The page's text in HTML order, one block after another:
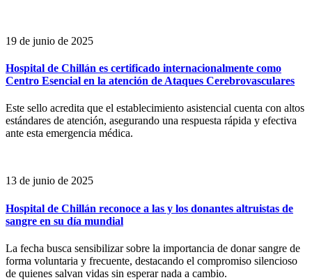
19 de junio de 2025
Hospital de Chillán es certificado internacionalmente como
Centro Esencial en la atención de Ataques Cerebrovasculares
Este sello acredita que el establecimiento asistencial cuenta con altos
estándares de atención, asegurando una respuesta rápida y efectiva
ante esta emergencia médica.
13 de junio de 2025
Hospital de Chillán reconoce a las y los donantes altruistas de
sangre en su día mundial
La fecha busca sensibilizar sobre la importancia de donar sangre de
forma voluntaria y frecuente, destacando el compromiso silencioso
de quienes salvan vidas sin esperar nada a cambio.